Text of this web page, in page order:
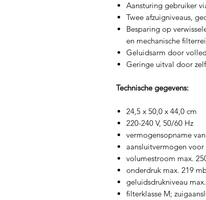
Aansturing gebruiker
Twee afzuigniveaus,
Besparing op
en mechanische
Geluidsarm door
Geringe uitval door
Technische gegevens:
24,5 x 50,0 x 44,0 cm
220-240 V, 50/60 Hz
vermogensopname
aansluitvermogen
volumestroom max.
onderdruk max. 219
geluidsdrukniveau
filterklasse M;